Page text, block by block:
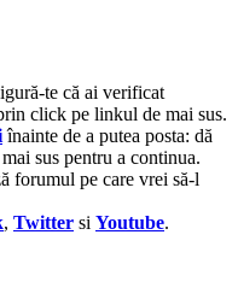
te că ai verificat
click pe linkul de mai sus.
înainte de a putea posta: dă
sus pentru a continua.
forumul pe care vrei să-l
, Twitter si Youtube.